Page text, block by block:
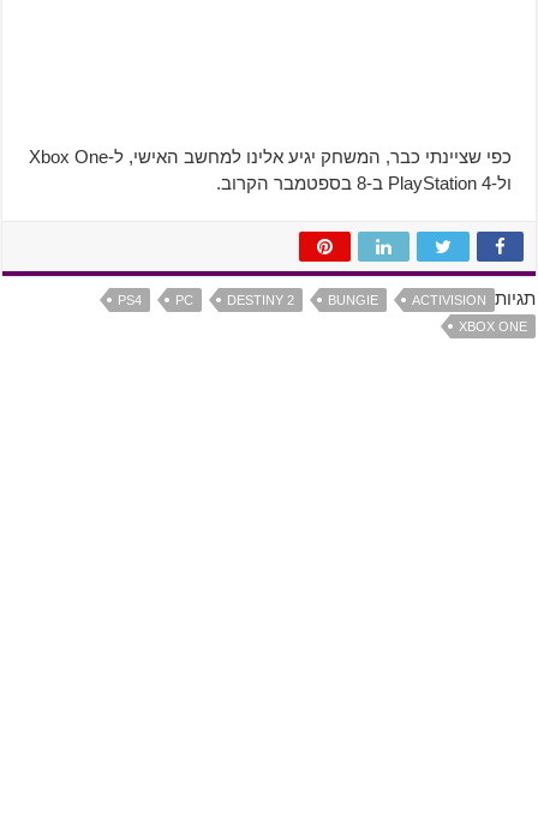
כפי שציינתי כבר, המשחק יגיע אלינו למחשב האישי, ל-Xbox One
ול-PlayStation 4 ב-8 בספטמבר הקרוב.
תגיות ACTIVISION
BUNGIE
DESTINY 2
PC
PS4
XBOX ONE